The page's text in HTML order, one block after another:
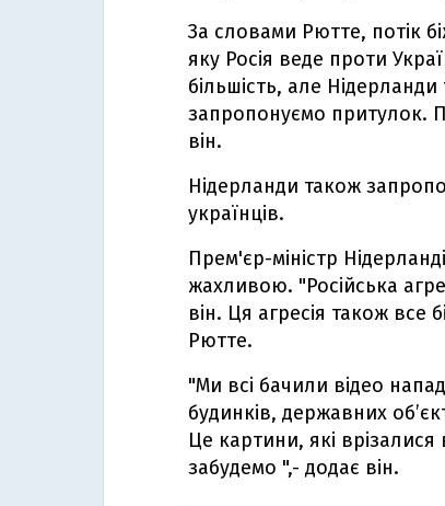
За словами Рютте, потік
яку Росія веде проти
більшість, але
запропонуємо притулок.
він.
Нідерланди також
українців.
Прем'єр-міністр
жахливою. "Російська
він. Ця агресія також все
Рютте.
"Ми всі бачили відео
будинків, державних
Це картини, які врізалися
забудемо ",- додає він.